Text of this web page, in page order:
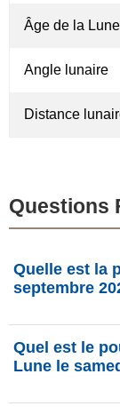
Âge de la Lune
Angle lunaire
Distance
Questions
Quelle est la
septembre
Lune est dans la
d'illumination,
Quel est le
Lune le